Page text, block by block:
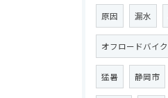
原因 漏水
オフロードバイク
猛暑 静岡市